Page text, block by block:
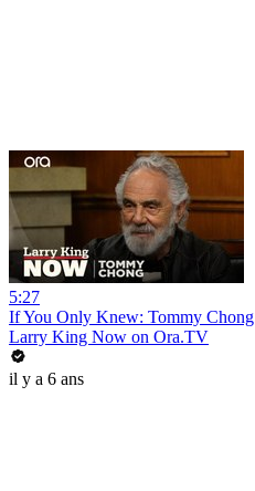
5:27
If You Only Knew: Tommy Chong
Larry King Now on Ora.TV
il y a 6 ans